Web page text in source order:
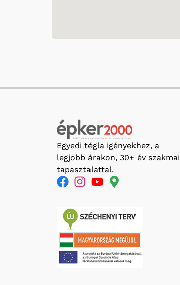
Egyedi tégla igényekhez, a
legjobb árakon, 30+ év szakmai
tapasztalattal.